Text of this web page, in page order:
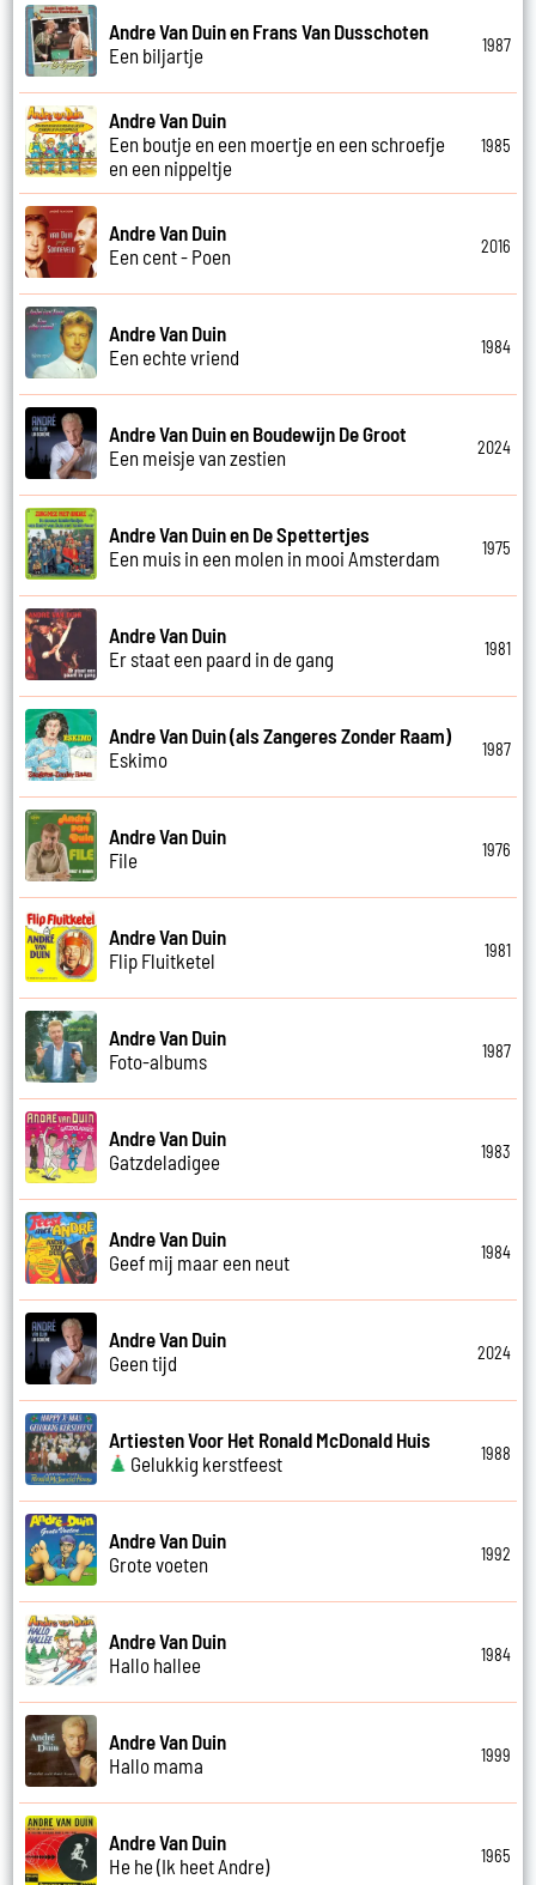
Andre Van Duin en Frans Van Dusschoten
Een biljartje
1987
Andre Van Duin
Een boutje en een moertje en een schroefje
en een nippeltje
1985
Andre Van Duin
Een cent - Poen
2016
Andre Van Duin
Een echte vriend
1984
Andre Van Duin en Boudewijn De Groot
Een meisje van zestien
2024
Andre Van Duin en De Spettertjes
Een muis in een molen in mooi Amsterdam
1975
Andre Van Duin
Er staat een paard in de gang
1981
Andre Van Duin (als Zangeres Zonder Raam)
Eskimo
1987
Andre Van Duin
File
1976
Andre Van Duin
Flip Fluitketel
1981
Andre Van Duin
Foto-albums
1987
Andre Van Duin
Gatzdeladigee
1983
Andre Van Duin
Geef mij maar een neut
1984
Andre Van Duin
Geen tijd
2024
Artiesten Voor Het Ronald McDonald Huis
Gelukkig kerstfeest
1988
Andre Van Duin
Grote voeten
1992
Andre Van Duin
Hallo hallee
1984
Andre Van Duin
Hallo mama
1999
Andre Van Duin
He he (Ik heet Andre)
1965